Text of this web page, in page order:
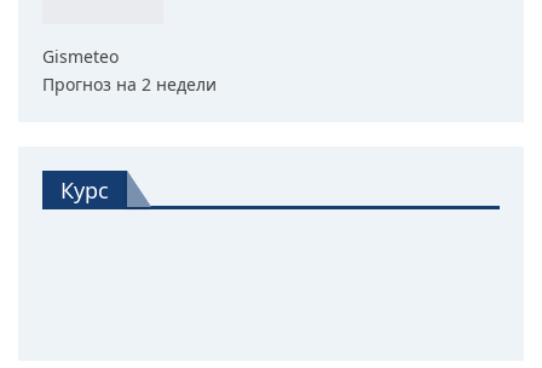
Gismeteo
Прогноз на 2 недели
Курс